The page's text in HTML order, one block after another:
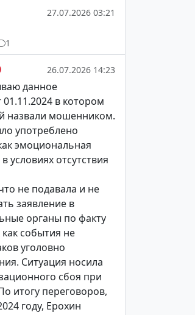
27.07.2026 03:21
1
26.07.2026 14:23
данное
в котором
назвали мошенником.
употреблено
эмоциональная
условиях отсутствия
не подавала и не
заявление в
органы по факту
как события не
уголовно
Ситуация носила
сбоя при
итогу переговоров,
году, Ерохин